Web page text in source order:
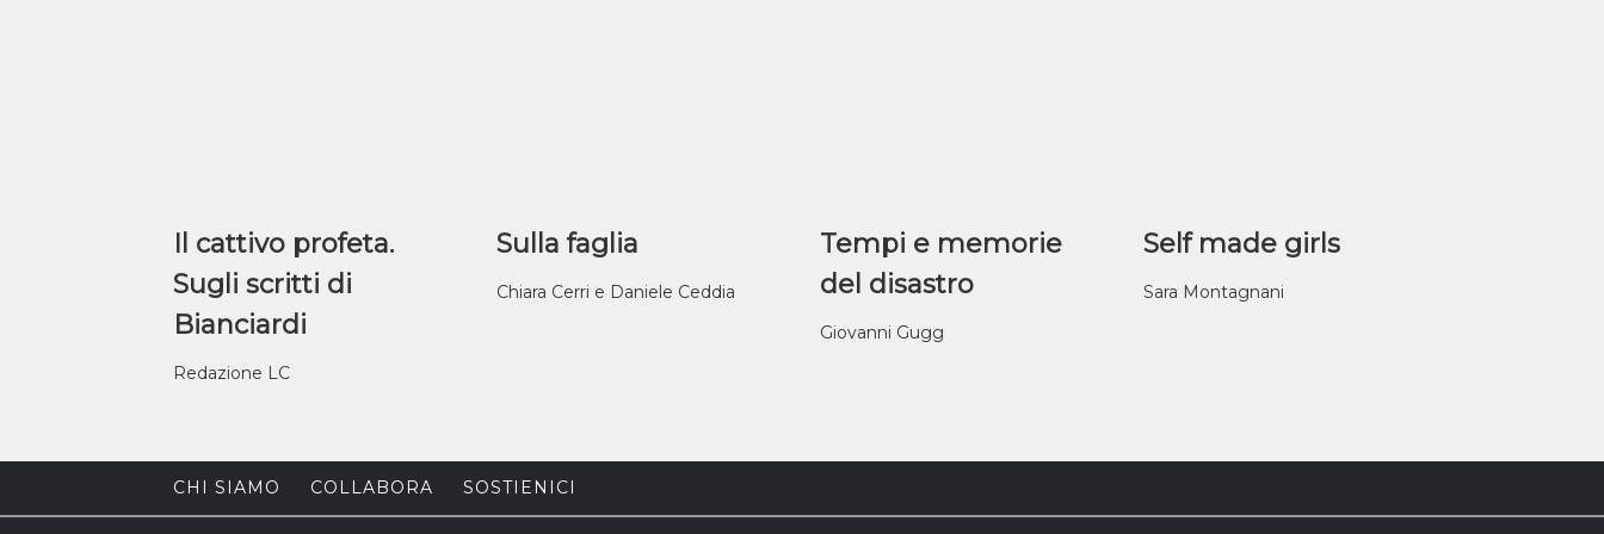
Il cattivo profeta.
Sugli scritti di
Bianciardi
Redazione LC
Sulla faglia
Chiara Cerri e Daniele Ceddia
Tempi e memorie
del disastro
Giovanni Gugg
Self made girls
Sara Montagnani
CHI SIAMO COLLABORA SOSTIENICI